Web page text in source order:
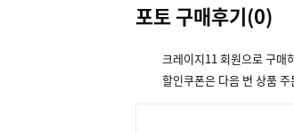
포토 구매후기(0)
크레이지11 회원으로 구매
할인쿠폰은 다음 번 상품